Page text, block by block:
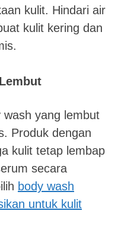
kulit. Hindari air
kulit kering dan
yang lembut
Produk dengan
kulit tetap lembap
secara
body wash
untuk kulit